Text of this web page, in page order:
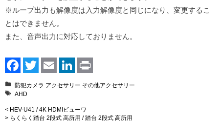
※ループ出力も解像度は入力解像度と同じになり、変更するこ
とはできません。
また、音声出力に対応しておりません。
Facebook
防犯カメラ アクセサリー その他アクセサリー
AHD
< HEV-U41 / 4K HDMIビューワ
> らくらく踏台 2段式 高所用 / 踏台 2段式 高所用